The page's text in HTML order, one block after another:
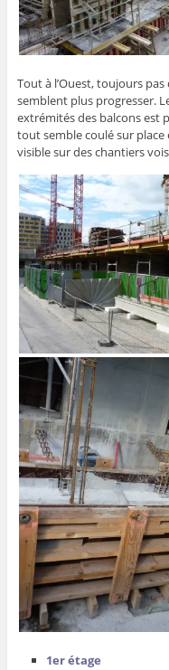
Tout à l’Ouest, toujours
semblent plus progresser.
extrémités des balcons est
tout semble coulé sur
visible sur des chantiers
1er étage